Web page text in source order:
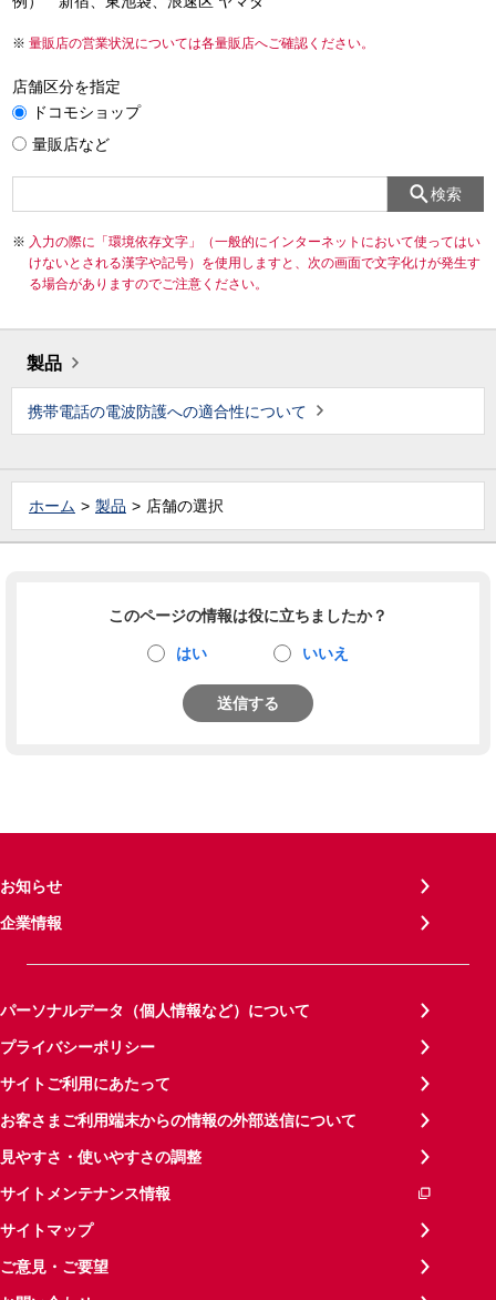
量販店の営業状況については各量販店へご確認ください。
店舗区分を指定
ドコモショップ
量販店など
検索
入力の際に「環境依存文字」（一般的にインターネットにおいて使ってはい
けないとされる漢字や記号）を使用しますと、次の画面で文字化けが発生す
る場合がありますのでご注意ください。
製品
携帯電話の電波防護への適合性について
ホーム 製品 店舗の選択
このページの情報は役に立ちましたか？
はい いいえ
送信する
お知らせ
企業情報
パーソナルデータ（個人情報など）について
プライバシーポリシー
サイトご利用にあたって
お客さまご利用端末からの情報の外部送信について
見やすさ・使いやすさの調整
サイトメンテナンス情報
サイトマップ
ご意見・ご要望